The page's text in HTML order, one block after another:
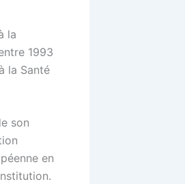
la
1993
la Santé
son
en